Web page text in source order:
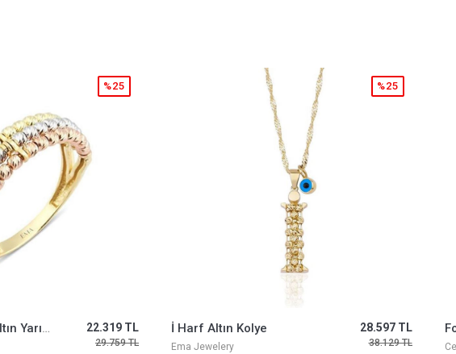
28.597 TL
38.129 TL
%25
Fortuna Beyaz Altın Yüzük
Cetaş Jewelery
36.269 TL
38.379 TL
%5